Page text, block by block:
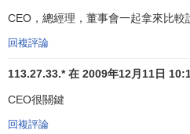
CEO，總經理，董事會一起拿來比較
回複評論
113.27.33.* 在 2009年12月11日
CEO很關鍵
回複評論